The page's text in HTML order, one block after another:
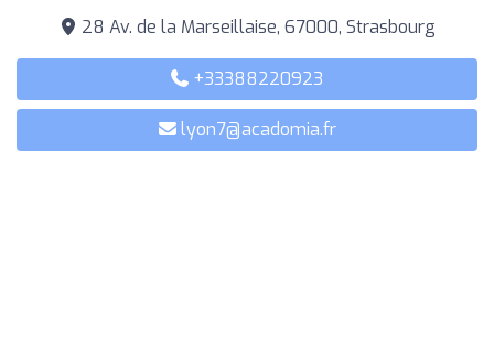
28 Av. de la Marseillaise, 67000, Strasbourg
+33388220923
lyon7@acadomia.fr